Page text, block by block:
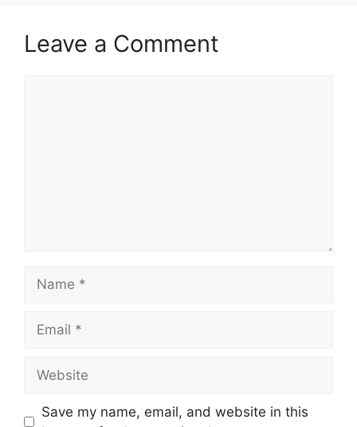
Leave a Comment
Save my name, email, and website in this